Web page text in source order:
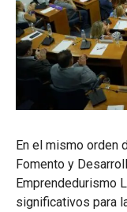
En el mismo orden
Fomento y
Emprendedurismo
significativos para